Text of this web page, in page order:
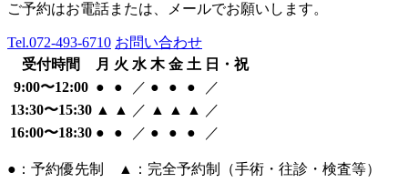
ご予約はお電話または、メールでお願いします。
Tel.072-493-6710 お問い合わせ
受付時間
月 火 水 木 金 土 日・祝
9:00〜12:00 ● ● ／ ● ● ●
／
13:30〜15:30 ▲ ▲ ／ ▲ ▲ ▲
／
16:00〜18:30 ● ● ／ ● ● ● ／
●：予約優先制 ▲：完全予約制（手術・往診・検査等）